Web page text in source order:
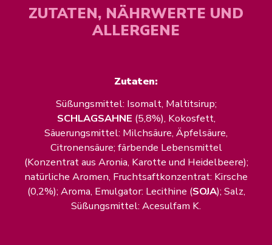
ZUTATEN, NÄHRWERTE UND
ALLERGENE
Zutaten:
Süßungsmittel: Isomalt, Maltitsirup;
SCHLAGSAHNE (5,8%), Kokosfett,
Säuerungsmittel: Milchsäure, Äpfelsäure,
Citronensäure; färbende Lebensmittel
(Konzentrat aus Aronia, Karotte und Heidelbeere);
natürliche Aromen, Fruchtsaftkonzentrat: Kirsche
(0,2%); Aroma, Emulgator: Lecithine (SOJA); Salz,
Süßungsmittel: Acesulfam K.